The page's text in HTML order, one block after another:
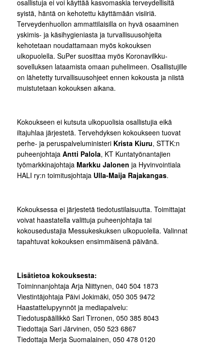
osallistuja ei voi käyttää kasvomaskia terveydellisitä
syistä, häntä on kehotettu käyttämään visiiriä.
Terveydenhuollon ammattilaisilla on hyvä osaaminen
yskimis- ja käsihygieniasta ja turvallisuusohjeita
kehotetaan noudattamaan myös kokouksen
ulkopuolella. SuPer suosittaa myös Koronavilkku-
sovelluksen lataamista omaan puhelimeen. Osallistujille
on lähetetty turvallisuusohjeet ennen kokousta ja niistä
muistutetaan kokouksen aikana.
Kokoukseen ei kutsuta ulkopuolisia osallistujia eikä
iltajuhlaa järjestetä. Tervehdyksen kokoukseen tuovat
perhe- ja peruspalveluministeri Krista Kiuru, STTK:n
puheenjohtaja Antti Palola, KT Kuntatyönantajien
työmarkkinajohtaja Markku Jalonen ja Hyvinvointiala
HALI ry:n toimitusjohtaja Ulla-Maija Rajakangas.
Kokouksessa ei järjestetä tiedotustilaisuutta. Toimittajat
voivat haastatella valittuja puheenjohtajia tai
kokousedustajia Messukeskuksen ulkopuolella. Valinnat
tapahtuvat kokouksen ensimmäisenä päivänä.
Lisätietoa kokouksesta:
Toiminnanjohtaja Arja Niittynen, 040 504 1873
Viestintäjohtaja Päivi Jokimäki, 050 305 9472
Haastattelupyynnöt ja mediapalvelu:
Tiedotuspäällikkö Sari Tirronen, 050 385 8043
Tiedottaja Sari Järvinen, 050 523 6867
Tiedottaja Merja Suomalainen, 050 478 0120